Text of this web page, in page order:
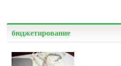
бюджетирование